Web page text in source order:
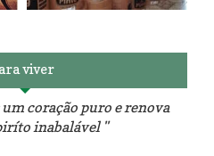
The Red Velvet !!! O Perfeito
viver
coração puro e renova
inabalável "